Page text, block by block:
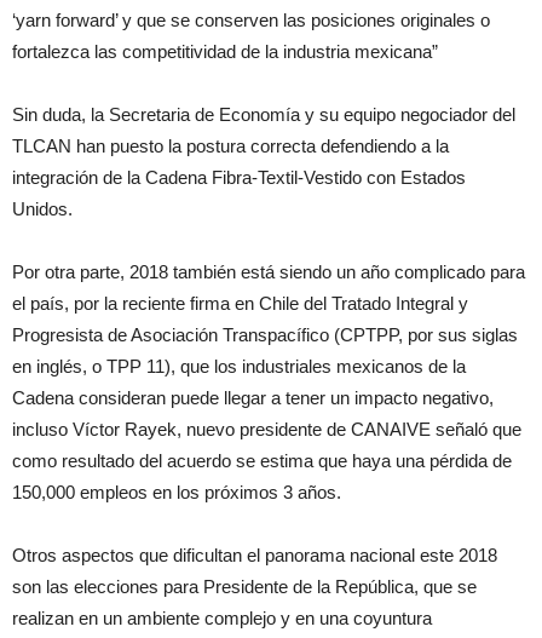
‘yarn forward’ y que se conserven las posiciones originales o
fortalezca las competitividad de la industria mexicana”
Sin duda, la Secretaria de Economía y su equipo negociador del
TLCAN han puesto la postura correcta defendiendo a la
integración de la Cadena Fibra-Textil-Vestido con Estados
Unidos.
Por otra parte, 2018 también está siendo un año complicado para
el país, por la reciente firma en Chile del Tratado Integral y
Progresista de Asociación Transpacífico (CPTPP, por sus siglas
en inglés, o TPP 11), que los industriales mexicanos de la
Cadena consideran puede llegar a tener un impacto negativo,
incluso Víctor Rayek, nuevo presidente de CANAIVE señaló que
como resultado del acuerdo se estima que haya una pérdida de
150,000 empleos en los próximos 3 años.
Otros aspectos que dificultan el panorama nacional este 2018
son las elecciones para Presidente de la República, que se
realizan en un ambiente complejo y en una coyuntura